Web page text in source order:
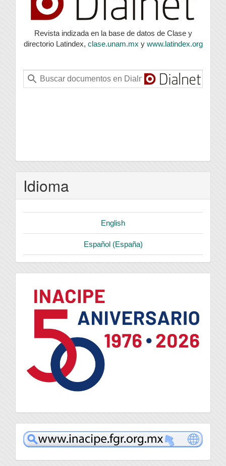
Revista indizada en la base de datos de Clase y
directorio Latindex, clase.unam.mx y www.latindex.org
Idioma
English
Español (España)
logo
inacipe